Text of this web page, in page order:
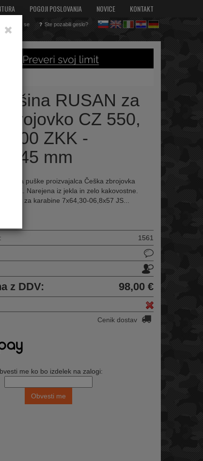
POGOJI POSLOVANJA NOVICE KONTAKT
sl en it hr de
Registriraj se Ste pozabili geslo?
šina RUSAN za
CZ 550,
600 ZKK -
145 mm
za puške proizvajalca Češka zbrojovka
ZKK. Narejena iz jekla in zelo kakovostne.
mm za karabine 7x64,30-06,8x57 JS...
1561
z DDV: 98,00 €
Cenik dostav
me ko bo izdelek na zalogi: